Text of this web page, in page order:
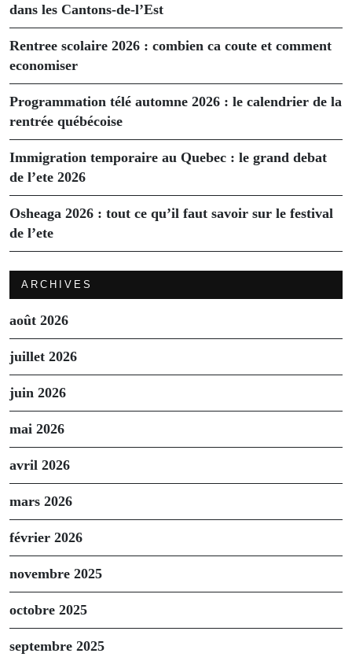
dans les Cantons-de-l’Est
Rentree scolaire 2026 : combien ca coute et comment
economiser
Programmation télé automne 2026 : le calendrier de la
rentrée québécoise
Immigration temporaire au Quebec : le grand debat
de l’ete 2026
Osheaga 2026 : tout ce qu’il faut savoir sur le festival
de l’ete
ARCHIVES
août 2026
juillet 2026
juin 2026
mai 2026
avril 2026
mars 2026
février 2026
novembre 2025
octobre 2025
septembre 2025